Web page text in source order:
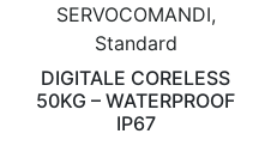
SERVOCOMANDI,
Standard
DIGITALE CORELESS
50KG – WATERPROOF
IP67